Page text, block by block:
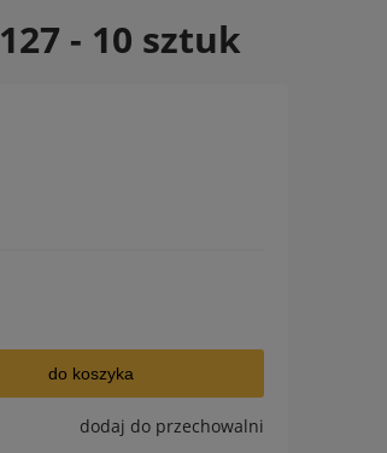
- 10 sztuk
do koszyka
dodaj do przechowalni